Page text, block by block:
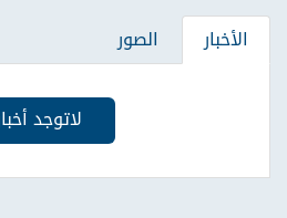
الأخبار الصور
لاتوجد